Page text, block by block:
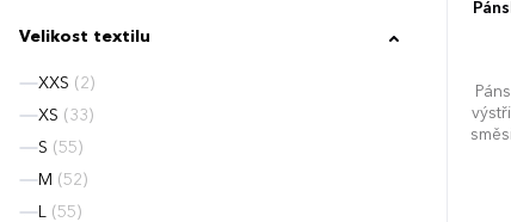
Velikost textilu
XXS (2)
XS (33)
S (55)
M (52)
L (55)
od